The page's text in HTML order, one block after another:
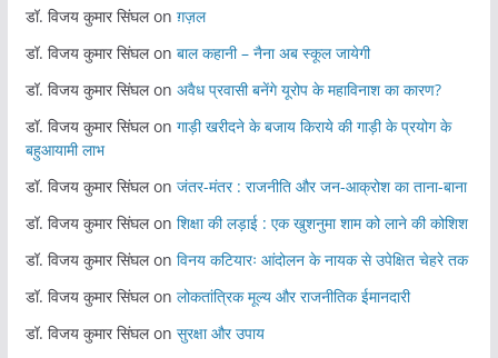
डॉ. विजय कुमार सिंघलon ग़ज़ल
डॉ. विजय कुमार सिंघलon बाल कहानी – नैना अब स्कूल जायेगी
डॉ. विजय कुमार सिंघलon अवैध प्रवासी बनेंगे यूरोप के महाविनाश का कारण?
डॉ. विजय कुमार सिंघलon गाड़ी खरीदने के बजाय किराये की गाड़ी के प्रयोग के
बहुआयामी लाभ
डॉ. विजय कुमार सिंघलon जंतर-मंतर : राजनीति और जन-आक्रोश का ताना-बाना
डॉ. विजय कुमार सिंघलon शिक्षा की लड़ाई : एक खुशनुमा शाम को लाने की कोशिश
डॉ. विजय कुमार सिंघलon विनय कटियारः आंदोलन के नायक से उपेक्षित चेहरे तक
डॉ. विजय कुमार सिंघलon लोकतांत्रिक मूल्य और राजनीतिक ईमानदारी
डॉ. विजय कुमार सिंघलon सुरक्षा और उपाय